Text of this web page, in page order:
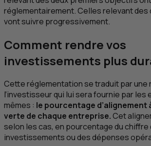
réglementairement. Celles relevant des
vont suivre progressivement.
Comment rendre vos
investissements plus
Cette réglementation se traduit par une
l’investisseur qui lui sera fournie par
mêmes : le pourcentage d’alignement
verte de chaque entreprise.Cet
selon les cas, en pourcentage du chiffre
investissements ou des dépenses